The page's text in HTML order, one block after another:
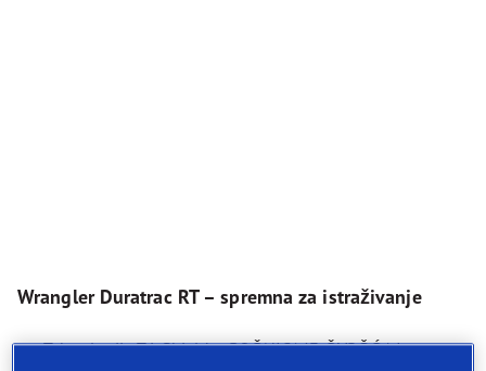
Wrangler Duratrac RT – spremna za istraživanje
Tehnologija Tri-Shield – BOČNICA JE ČVRŠĆA I